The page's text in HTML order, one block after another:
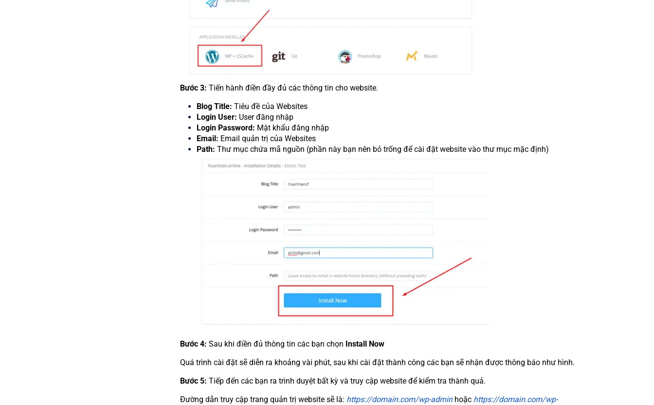
Bước 3: Tiến hành điền đầy đủ các thông tin cho website.
Blog Title: Tiêu đề của Websites
Login User: User đăng nhập
Login Password: Mật khẩu đăng nhập
Email: Email quản trị của Websites
Path: Thư mục chứa mã nguồn (phần này bạn nên bỏ trống để cài đặt website vào thư mục mặc định)
Bước 4: Sau khi điền đủ thông tin các bạn chọn Install Now
Quá trình cài đặt sẽ diễn ra khoảng vài phút, sau khi cài đặt thành công các bạn sẽ nhận được thông báo như hình.
Bước 5: Tiếp đến các bạn ra trình duyệt bất kỳ và truy cập website để kiểm tra thành quả.
Đường dẫn truy cập trang quản trị website sẽ là: https://domain.com/wp-admin hoặc https://domain.com/wp-